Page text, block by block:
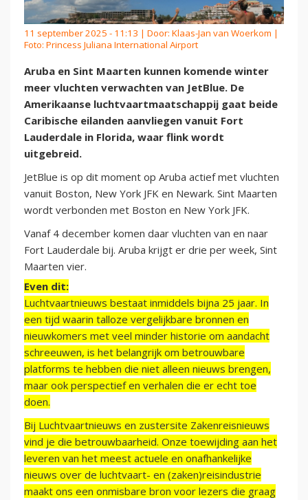
11 september 2025 - 11:13 | Door: Klaas-Jan van Woerkom |
Foto: Princess Juliana International Airport
Aruba en Sint Maarten kunnen komende winter
meer vluchten verwachten van JetBlue. De
Amerikaanse luchtvaartmaatschappij gaat beide
Caribische eilanden aanvliegen vanuit Fort
Lauderdale in Florida, waar flink wordt
uitgebreid.
JetBlue is op dit moment op Aruba actief met vluchten
vanuit Boston, New York JFK en Newark. Sint Maarten
wordt verbonden met Boston en New York JFK.
Vanaf 4 december komen daar vluchten van en naar
Fort Lauderdale bij. Aruba krijgt er drie per week, Sint
Maarten vier.
Even dit:
Luchtvaartnieuws bestaat inmiddels bijna 25 jaar. In
een tijd waarin talloze vergelijkbare bronnen en
nieuwkomers met veel minder historie om aandacht
schreeuwen, is het belangrijk om betrouwbare
platforms te hebben die niet alleen nieuws brengen,
maar ook perspectief en verhalen die er echt toe
doen.
Bij Luchtvaartnieuws en zustersite Zakenreisnieuws
vind je die betrouwbaarheid. Onze toewijding aan het
leveren van het meest actuele en onafhankelijke
nieuws over de luchtvaart- en (zaken)reisindustrie
maakt ons een onmisbare bron voor lezers die graag